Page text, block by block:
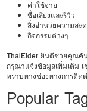
ค่าใช้จ่าย
ชื่อเสียงและรีวิว
สิ่งอำนวยความสะ
กิจกรรมต่างๆ
ThaiElder ยินดีช่วยคุณค้
กรุณาแจ้งข้อมูลเพิ่มเติม
ทราบทางช่องทางการติด
Popular